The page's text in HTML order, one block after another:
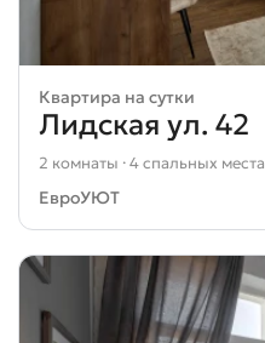
Квартира на сутки
Лидская ул. 42
2 комнаты · 4 спальных места
ЕвроУЮТ